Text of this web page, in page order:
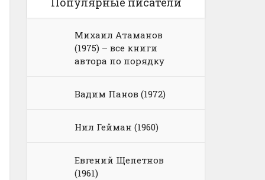
Михаил Атаманов
(1975) – все книги
автора по порядку
Вадим Панов (1972)
Нил Гейман (1960)
Евгений Щепетнов
(1961)